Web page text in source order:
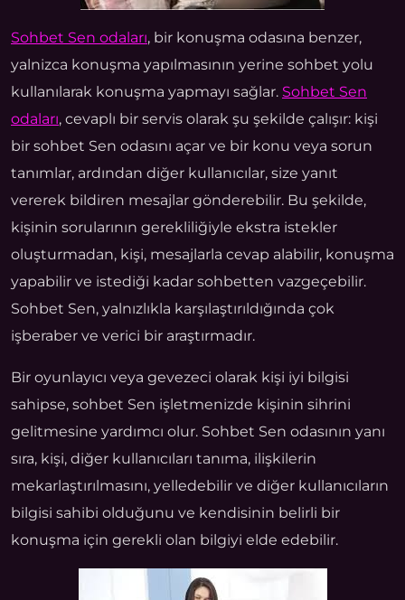
Sohbet Sen odaları, bir konuşma odasına benzer,
yalnizca konuşma yapılmasının yerine sohbet yolu
kullanılarak konuşma yapmayı sağlar. Sohbet Sen
odaları, cevaplı bir servis olarak şu şekilde çalışır: kişi
bir sohbet Sen odasını açar ve bir konu veya sorun
tanımlar, ardından diğer kullanıcılar, size yanıt
vererek bildiren mesajlar gönderebilir. Bu şekilde,
kişinin sorularının gerekliliğiyle ekstra istekler
oluşturmadan, kişi, mesajlarla cevap alabilir, konuşma
yapabilir ve istediği kadar sohbetten vazgeçebilir.
Sohbet Sen, yalnızlıkla karşılaştırıldığında çok
işberaber ve verici bir araştırmadır.
Bir oyunlayıcı veya gevezeci olarak kişi iyi bilgisi
sahipse, sohbet Sen işletmenizde kişinin sihrini
gelitmesine yardımcı olur. Sohbet Sen odasının yanı
sıra, kişi, diğer kullanıcıları tanıma, ilişkilerin
mekarlaştırılmasını, yelledebilir ve diğer kullanıcıların
bilgisi sahibi olduğunu ve kendisinin belirli bir
konuşma için gerekli olan bilgiyi elde edebilir.